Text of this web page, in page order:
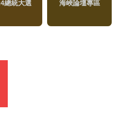
總統大選 海峽論壇專區